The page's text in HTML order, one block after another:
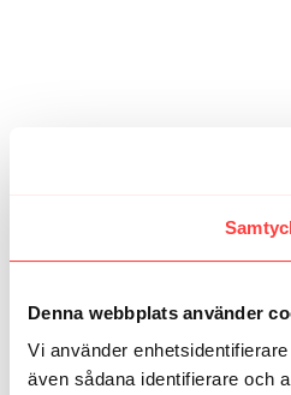
Denna webbplats använder
Vi använder
även sådana identifierare och